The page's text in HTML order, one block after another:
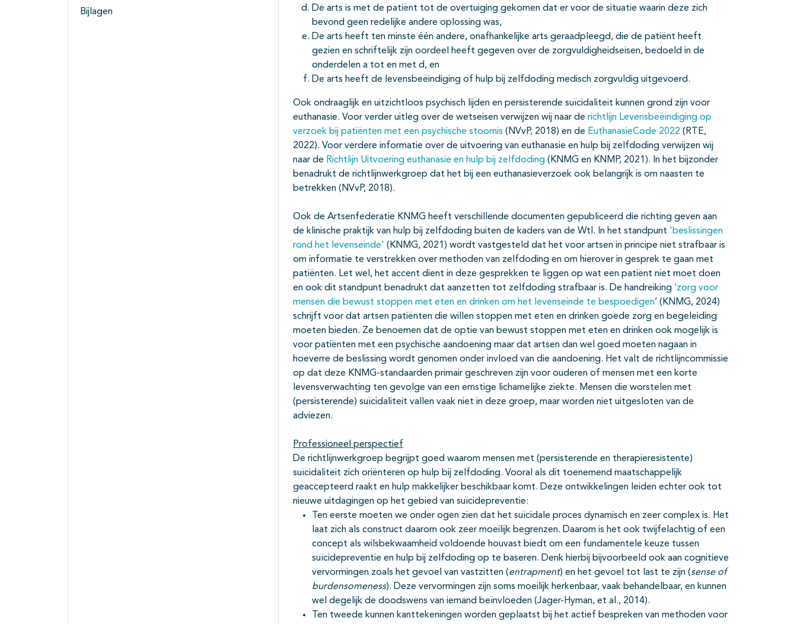
Bijlagen
De arts is met de patiënt tot de overtuiging gekomen dat er voor de situatie waarin deze zich
bevond geen redelijke andere oplossing was,
De arts heeft ten minste één andere, onafhankelijke arts geraadpleegd, die de patiënt heeft
gezien en schriftelijk zijn oordeel heeft gegeven over de zorgvuldigheidseisen, bedoeld in de
onderdelen a tot en met d, en
De arts heeft de levensbeëindiging of hulp bij zelfdoding medisch zorgvuldig uitgevoerd.
Ook ondraaglijk en uitzichtloos psychisch lijden en persisterende suïcidaliteit kunnen grond zijn voor
euthanasie. Voor verder uitleg over de wetseisen verwijzen wij naar de richtlijn Levensbeëindiging op
verzoek bij patiënten met een psychische stoornis (NVvP, 2018) en de EuthanasieCode 2022 (RTE,
2022). Voor verdere informatie over de uitvoering van euthanasie en hulp bij zelfdoding verwijzen wij
naar de Richtlijn Uitvoering euthanasie en hulp bij zelfdoding (KNMG en KNMP, 2021). In het bijzonder
benadrukt de richtlijnwerkgroep dat het bij een euthanasieverzoek ook belangrijk is om naasten te
betrekken (NVvP, 2018).
Ook de Artsenfederatie KNMG heeft verschillende documenten gepubliceerd die richting geven aan
de klinische praktijk van hulp bij zelfdoding buiten de kaders van de Wtl. In het standpunt 'beslissingen
rond het levenseinde' (KNMG, 2021) wordt vastgesteld dat het voor artsen in principe niet strafbaar is
om informatie te verstrekken over methoden van zelfdoding en om hierover in gesprek te gaan met
patiënten. Let wel, het accent dient in deze gesprekken te liggen op wat een patiënt niet moet doen
en ook dit standpunt benadrukt dat aanzetten tot zelfdoding strafbaar is. De handreiking ‘zorg voor
mensen die bewust stoppen met eten en drinken om het levenseinde te bespoedigen’ (KNMG, 2024)
schrijft voor dat artsen patiënten die willen stoppen met eten en drinken goede zorg en begeleiding
moeten bieden. Ze benoemen dat de optie van bewust stoppen met eten en drinken ook mogelijk is
voor patiënten met een psychische aandoening maar dat artsen dan wel goed moeten nagaan in
hoeverre de beslissing wordt genomen onder invloed van die aandoening. Het valt de richtlijncommissie
op dat deze KNMG-standaarden primair geschreven zijn voor ouderen of mensen met een korte
levensverwachting ten gevolge van een ernstige lichamelijke ziekte. Mensen die worstelen met
(persisterende) suïcidaliteit vallen vaak niet in deze groep, maar worden niet uitgesloten van de
adviezen.
Professioneel perspectief
De richtlijnwerkgroep begrijpt goed waarom mensen met (persisterende en therapieresistente)
suïcidaliteit zich oriënteren op hulp bij zelfdoding. Vooral als dit toenemend maatschappelijk
geaccepteerd raakt en hulp makkelijker beschikbaar komt. Deze ontwikkelingen leiden echter ook tot
nieuwe uitdagingen op het gebied van suïcidepreventie:
Ten eerste moeten we onder ogen zien dat het suïcidale proces dynamisch en zeer complex is. Het
laat zich als construct daarom ook zeer moeilijk begrenzen. Daarom is het ook twijfelachtig of een
concept als wilsbekwaamheid voldoende houvast biedt om een fundamentele keuze tussen
suïcidepreventie en hulp bij zelfdoding op te baseren. Denk hierbij bijvoorbeeld ook aan cognitieve
vervormingen zoals het gevoel van vastzitten (entrapment) en het gevoel tot last te zijn (sense of
burdensomeness). Deze vervormingen zijn soms moeilijk herkenbaar, vaak behandelbaar, en kunnen
wel degelijk de doodswens van iemand beïnvloeden (Jager-Hyman, et al., 2014).
Ten tweede kunnen kanttekeningen worden geplaatst bij het actief bespreken van methoden voor